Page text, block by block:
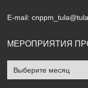
E-mail:
МЕРОПРИЯТИЯ
Мероприятия
прошлых